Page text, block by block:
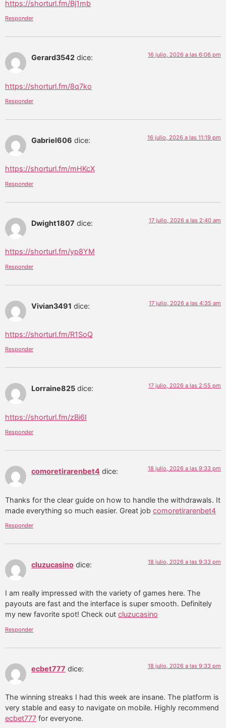
https://shorturl.fm/Bj1mb
Responder
Gerard3542 dice: 16 julio, 2026 a las 6:06 pm
https://shorturl.fm/8q7ko
Responder
Gabriel606 dice: 16 julio, 2026 a las 11:19 pm
https://shorturl.fm/mHKcX
Responder
Dwight1807 dice: 17 julio, 2026 a las 2:40 am
https://shorturl.fm/yp8YM
Responder
Vivian3491 dice: 17 julio, 2026 a las 4:35 am
https://shorturl.fm/R1SoQ
Responder
Lorraine825 dice: 17 julio, 2026 a las 2:55 pm
https://shorturl.fm/zBi6I
Responder
comoretirarenbet4 dice: 18 julio, 2026 a las 9:33 pm
Thanks for the clear guide on how to handle the withdrawals. It
made everything so much easier. Great job comoretirarenbet4
Responder
cluzucasino dice: 18 julio, 2026 a las 9:33 pm
I am really impressed with the variety of games here. The
payouts are fast and the interface is super smooth. Definitely
my new favorite spot! Check out cluzucasino
Responder
ecbet777 dice: 18 julio, 2026 a las 9:33 pm
The winning streaks I had this week are insane. The platform is
very stable and easy to navigate on mobile. Highly recommend
ecbet777 for everyone.